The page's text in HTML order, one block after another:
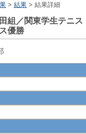
>結果 > 結果詳細
組／関東学生テニ
優勝
：庭球部